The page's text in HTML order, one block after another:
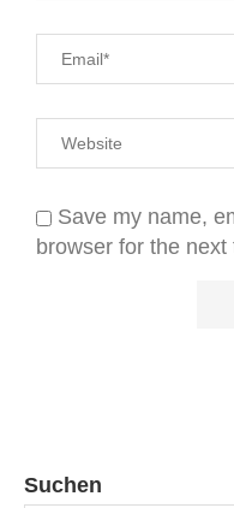
Save my name,
browser for the
Suchen